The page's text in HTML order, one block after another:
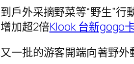
戶外采摘野菜等“野生”
加超2倍Klook 台新gogo
一批的游客開端向著野